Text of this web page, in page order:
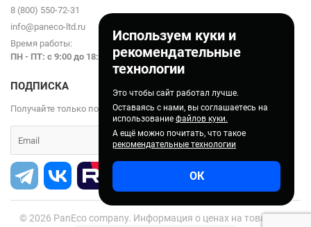
Используем куки и
рекомендательные
технологии
Это чтобы сайт работал лучше.
Оставаясь с нами, вы соглашаетесь на
использование файлов куки.
А ещё можно почитать, что такое
рекомендательные технологии
ОК
8 (800) 550-72-31
info@paneco-ltd.ru
Время работы:
ПН - ПТ: с 9:00 до 18:00
ПОДПИСКА
Получайте только полезные статьи!
© 2026 PanEco company. Информация о ценах на товары на